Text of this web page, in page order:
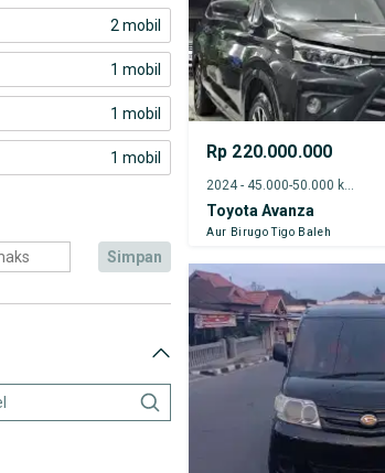
2 mobil
1 mobil
1 mobil
1 mobil
simpan
Rp 220.000.000
Toyota Avanza
Aur Birugo Tigo Baleh